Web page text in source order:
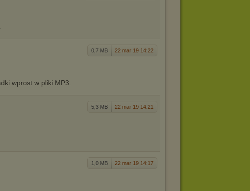
0,7 MB 22 mar 19 14:22
wprost w pliki MP3.
5,3 MB 22 mar 19 14:21
1,0 MB 22 mar 19 14:17